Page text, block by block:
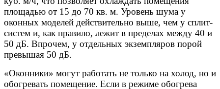
площадью от 15 до 70 кв. м. Уровень шума у
оконных моделей действительно выше, чем у сплит-
систем и, как правило, лежит в пределах между 40 и
50 дБ. Впрочем, у отдельных экземпляров порой
превышая 50 дБ.
«Оконники» могут работать не только на холод, но и
обогревать помещение. Если в режиме обогрева